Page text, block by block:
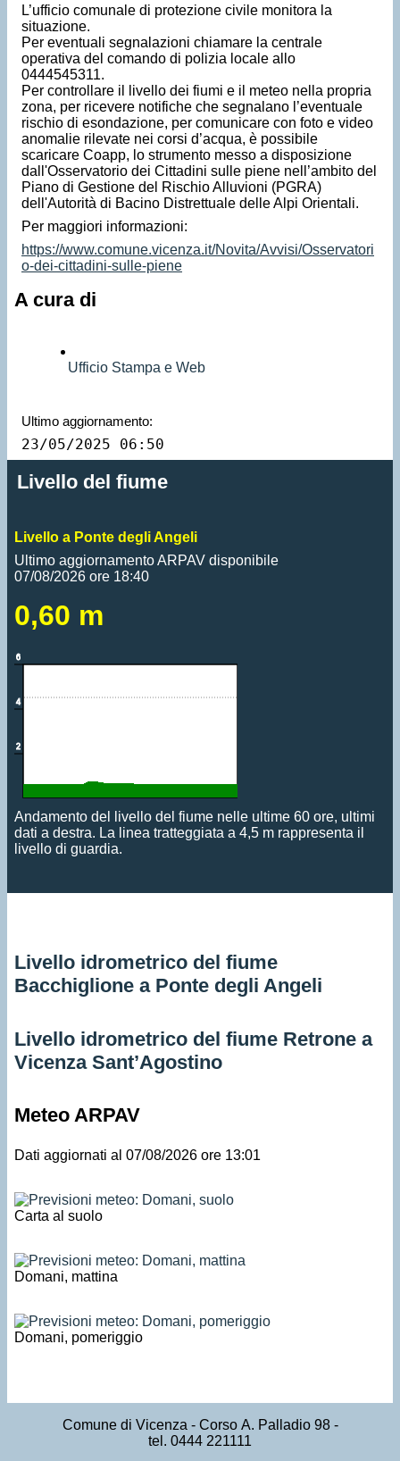
L’ufficio comunale di protezione civile monitora la
situazione.
Per eventuali segnalazioni chiamare la centrale
operativa del comando di polizia locale allo
0444545311.
Per controllare il livello dei fiumi e il meteo nella propria
zona, per ricevere notifiche che segnalano l’eventuale
rischio di esondazione, per comunicare con foto e video
anomalie rilevate nei corsi d’acqua, è possibile
scaricare Coapp, lo strumento messo a disposizione
dall'Osservatorio dei Cittadini sulle piene nell’ambito del
Piano di Gestione del Rischio Alluvioni (PGRA)
dell'Autorità di Bacino Distrettuale delle Alpi Orientali.
Per maggiori informazioni:
https://www.comune.vicenza.it/Novita/Avvisi/Osservatori
o-dei-cittadini-sulle-piene
A cura di
Ufficio Stampa e Web
Ultimo aggiornamento:
23/05/2025 06:50
Livello del fiume
Livello a Ponte degli Angeli
Ultimo aggiornamento ARPAV disponibile
07/08/2026 ore 18:40
0,60 m
Andamento del livello del fiume nelle ultime 60 ore, ultimi
dati a destra. La linea tratteggiata a 4,5 m rappresenta il
livello di guardia.
Livello idrometrico del fiume
Bacchiglione a Ponte degli Angeli
Livello idrometrico del fiume Retrone a
Vicenza Sant’Agostino
Meteo ARPAV
Dati aggiornati al 07/08/2026 ore 13:01
Carta al suolo
Domani, mattina
Domani, pomeriggio
Comune di Vicenza - Corso A. Palladio 98 -
tel. 0444 221111